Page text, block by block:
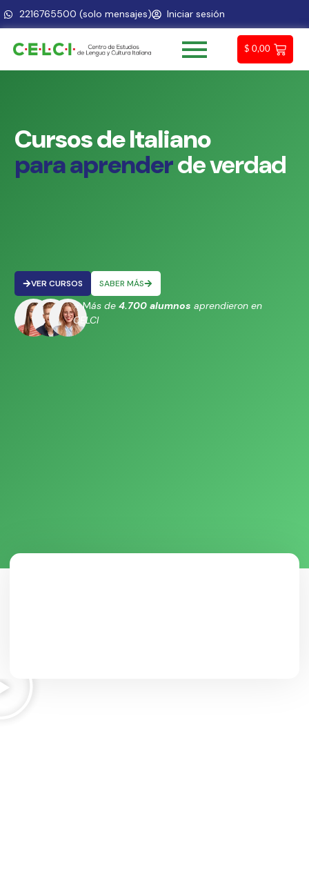
2216765500 (solo mensajes) Iniciar sesión
$ 0,00
CursosdeItaliano
paraaprenderdeverdad
VER CURSOS SABER MÁS
⭐ Más de 4.700 alumnos aprendieron en
CELCI